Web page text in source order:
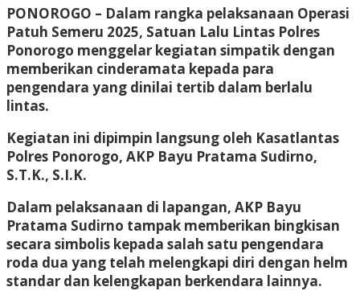
PONOROGO – Dalam rangka pelaksanaan Operasi
Patuh Semeru 2025, Satuan Lalu Lintas Polres
Ponorogo menggelar kegiatan simpatik dengan
memberikan cinderamata kepada para
pengendara yang dinilai tertib dalam berlalu
lintas.
Kegiatan ini dipimpin langsung oleh Kasatlantas
Polres Ponorogo, AKP Bayu Pratama Sudirno,
S.T.K., S.I.K.
Dalam pelaksanaan di lapangan, AKP Bayu
Pratama Sudirno tampak memberikan bingkisan
secara simbolis kepada salah satu pengendara
roda dua yang telah melengkapi diri dengan helm
standar dan kelengkapan berkendara lainnya.